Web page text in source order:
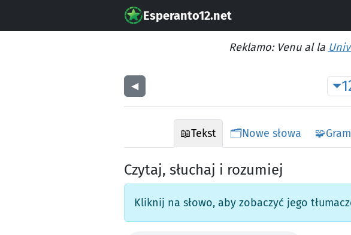
Esperanto12.net
Reklamo: Venu al la
◀︎
📖Tekst 🗂️Nowe słowa 🧩
Czytaj, słuchaj i rozumiej
Kliknij na słowo, aby zobaczyć jego